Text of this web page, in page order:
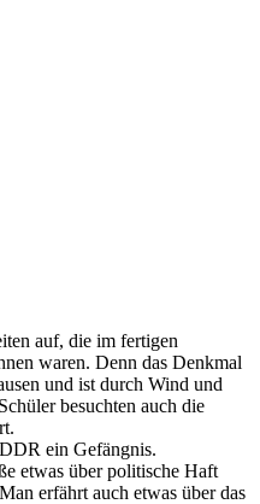
auf, die im fertigen
waren. Denn das Denkmal
und ist durch Wind und
besuchten auch die
ein Gefängnis.
etwas über politische Haft
erfährt auch etwas über das